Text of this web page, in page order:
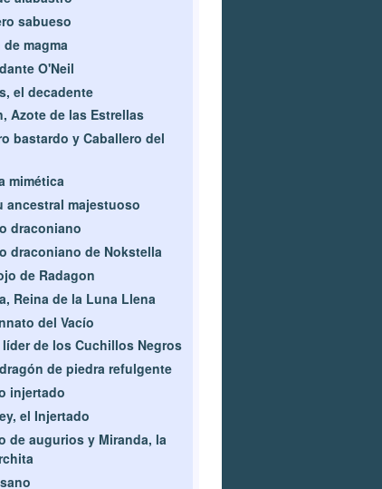
sabueso
de magma
O'Neil
el decadente
Azote de las Estrellas
bastardo y Caballero del
mimética
ancestral majestuoso
draconiano
draconiano de Nokstella
de Radagon
Reina de la Luna Llena
del Vacío
de los Cuchillos Negros
de piedra refulgente
injertado
el Injertado
de augurios y Miranda, la